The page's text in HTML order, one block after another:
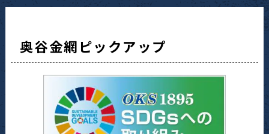
奥谷金網ピックアップ